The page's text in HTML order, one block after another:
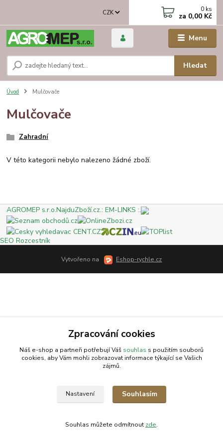
Menu
CZK
Hledat
0 ks
za 0,00 Kč
Úvod Mulčovače
Mulčovače
Zahradní
V této kategorii nebylo nalezeno žádné zboží.
AGROMEP s.r.o.NajduZboží.cz.: EM-LINKS :.
SEO Rozcestník
Vytvořeno na Eshop-rychle.cz
Zpracování cookies
Náš e-shop a partneři potřebují Váš souhlas s použitím souborů
cookies, aby Vám mohli zobrazovat informace týkající se Vašich
zájmů.
Nastavení Souhlasím
Souhlas můžete odmítnout zde.